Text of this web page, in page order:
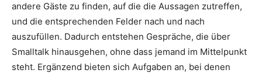
andere Gäste zu finden, auf die die Aussagen zutreffen,
und die entsprechenden Felder nach und nach
auszufüllen. Dadurch entstehen Gespräche, die über
Smalltalk hinausgehen, ohne dass jemand im Mittelpunkt
steht. Ergänzend bieten sich Aufgaben an, bei denen